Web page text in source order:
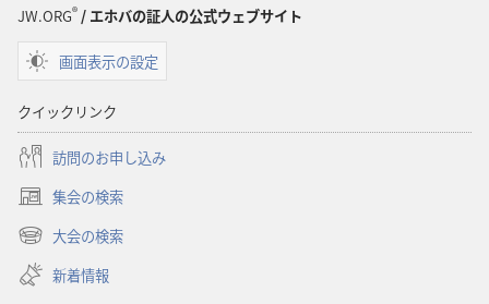
JW.ORG®/ エホバの証人の公式ウェブサイト
画面表示の設定
クイックリンク
訪問のお申し込み
集会の検索
（新
し
タ
大会の検索
（新
し
い
新着情報